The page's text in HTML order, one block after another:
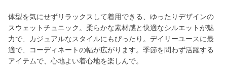
体型を気にせずリラックスして着用できる、ゆったりデザインの
スウェットチュニック。柔らかな素材感と快適なシルエットが魅
力で、カジュアルなスタイルにもぴったり。デイリーユースに最
適で、コーディネートの幅が広がります。季節を問わず活躍する
アイテムで、心地よい着心地を楽しんで。